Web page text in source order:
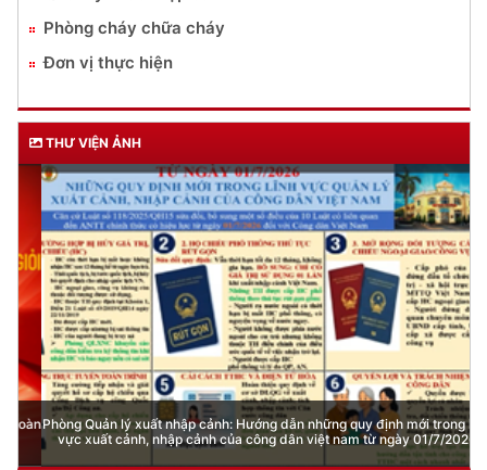
Phòng cháy chữa cháy
Đơn vị thực hiện
THƯ VIỆN ẢNH
Phòng Quản lý xuất nhập cảnh: Hướng dẫn những quy định mới trong lĩnh
vực xuất cảnh, nhập cảnh của công dân việt nam từ ngày 01/7/2026